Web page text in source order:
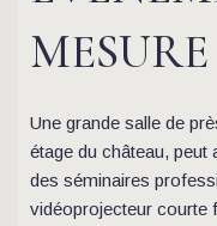
MESURE
Une grande salle de
étage du château,
des séminaires
vidéoprojecteur courte